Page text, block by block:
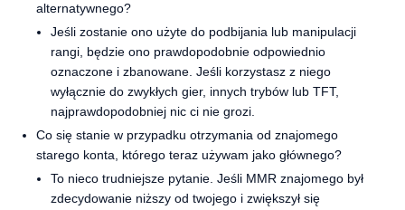
alternatywnego?
Jeśli zostanie ono użyte do podbijania lub manipulacji
rangi, będzie ono prawdopodobnie odpowiednio
oznaczone i zbanowane. Jeśli korzystasz z niego
wyłącznie do zwykłych gier, innych trybów lub TFT,
najprawdopodobniej nic ci nie grozi.
Co się stanie w przypadku otrzymania od znajomego
starego konta, którego teraz używam jako głównego?
To nieco trudniejsze pytanie. Jeśli MMR znajomego był
zdecydowanie niższy od twojego i zwiększył się